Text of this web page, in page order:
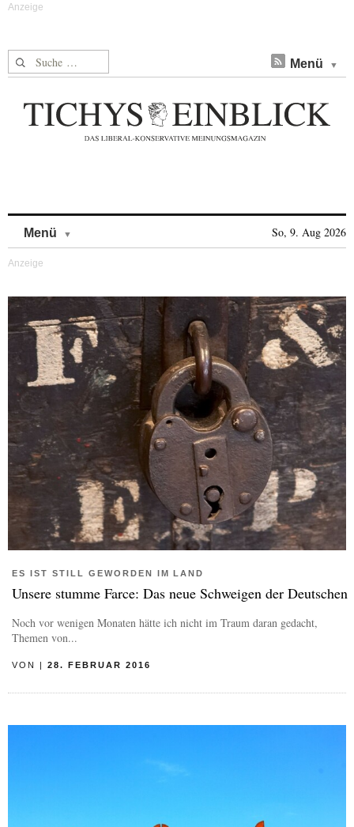
Suche nach: Menü
Menü So, 9. Aug 2026
ES IST STILL GEWORDEN IM LAND
Unsere stumme Farce: Das neue Schweigen der Deutschen
Noch vor wenigen Monaten hätte ich nicht im Traum daran gedacht,
Themen von...
VON | 28. FEBRUAR 2016